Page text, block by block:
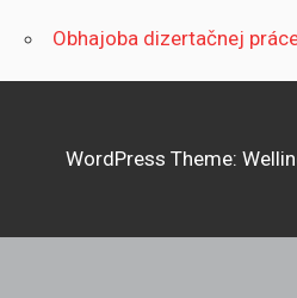
Obhajoba dizertačnej
WordPress Theme: